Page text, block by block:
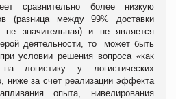
сравнительно более низкую
(разница между 99% доставки
значительная) и не является
деятельности, то может быть
условии решения вопроса «как
логистику у логистических
ниже за счет реализации эффекта
опыта, нивелирования